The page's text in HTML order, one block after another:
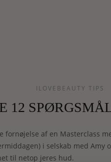
ILOVEBEAUTY TIPS
12
fornøjelse af en Masterclass
i selskab med Amy
til netop jeres hud.